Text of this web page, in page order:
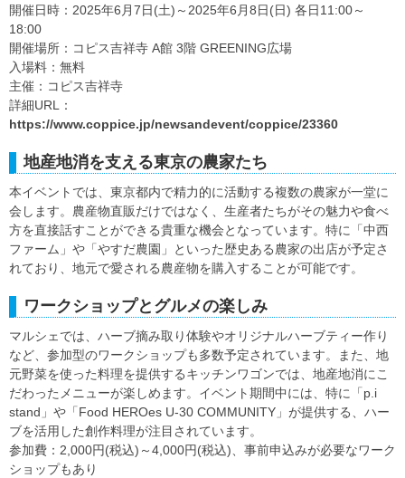
開催日時：2025年6月7日(土)～2025年6月8日(日) 各日11:00～
18:00
開催場所：コピス吉祥寺 A館 3階 GREENING広場
入場料：無料
主催：コピス吉祥寺
詳細URL：
https://www.coppice.jp/newsandevent/coppice/23360
地産地消を支える東京の農家たち
本イベントでは、東京都内で精力的に活動する複数の農家が一堂に
会します。農産物直販だけではなく、生産者たちがその魅力や食べ
方を直接話すことができる貴重な機会となっています。特に「中西
ファーム」や「やすだ農園」といった歴史ある農家の出店が予定さ
れており、地元で愛される農産物を購入することが可能です。
ワークショップとグルメの楽しみ
マルシェでは、ハーブ摘み取り体験やオリジナルハーブティー作り
など、参加型のワークショップも多数予定されています。また、地
元野菜を使った料理を提供するキッチンワゴンでは、地産地消にこ
だわったメニューが楽しめます。イベント期間中には、特に「p.i
stand」や「Food HEROes U-30 COMMUNITY」が提供する、ハー
ブを活用した創作料理が注目されています。
参加費：2,000円(税込)～4,000円(税込)、事前申込みが必要なワーク
ショップもあり